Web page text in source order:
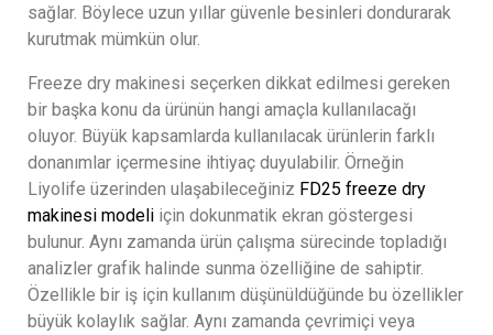
sağlar. Böylece uzun yıllar güvenle besinleri dondurarak
kurutmak mümkün olur.
Freeze dry makinesi seçerken dikkat edilmesi gereken
bir başka konu da ürünün hangi amaçla kullanılacağı
oluyor. Büyük kapsamlarda kullanılacak ürünlerin farklı
donanımlar içermesine ihtiyaç duyulabilir. Örneğin
Liyolife üzerinden ulaşabileceğiniz FD25 freeze dry
makinesi modeli için dokunmatik ekran göstergesi
bulunur. Aynı zamanda ürün çalışma sürecinde topladığı
analizler grafik halinde sunma özelliğine de sahiptir.
Özellikle bir iş için kullanım düşünüldüğünde bu özellikler
büyük kolaylık sağlar. Aynı zamanda çevrimiçi veya